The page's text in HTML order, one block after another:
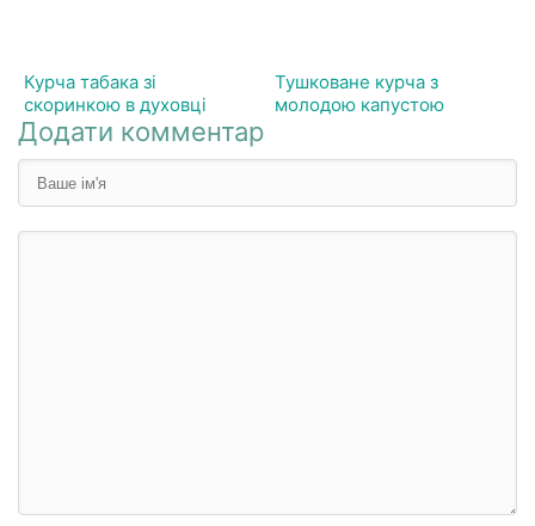
Курча табака зі
скоринкою в духовці
Тушковане курча з
молодою капустою
Додати комментар